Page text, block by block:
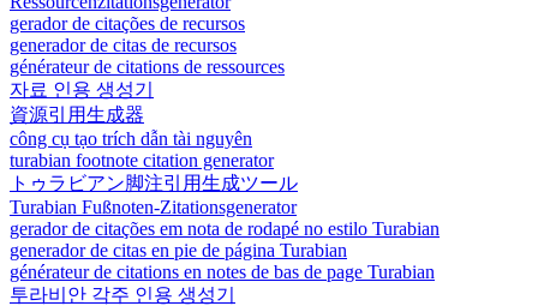
gerador de citações de recursos
generador de citas de recursos
générateur de citations de ressources
자료 인용 생성기
資源引用生成器
công cụ tạo trích dẫn tài nguyên
turabian footnote citation generator
トゥラビアン脚注引用生成ツール
Turabian Fußnoten-Zitationsgenerator
gerador de citações em nota de rodapé no estilo Turabian
generador de citas en pie de página Turabian
générateur de citations en notes de bas de page Turabian
투라비안 각주 인용 생성기